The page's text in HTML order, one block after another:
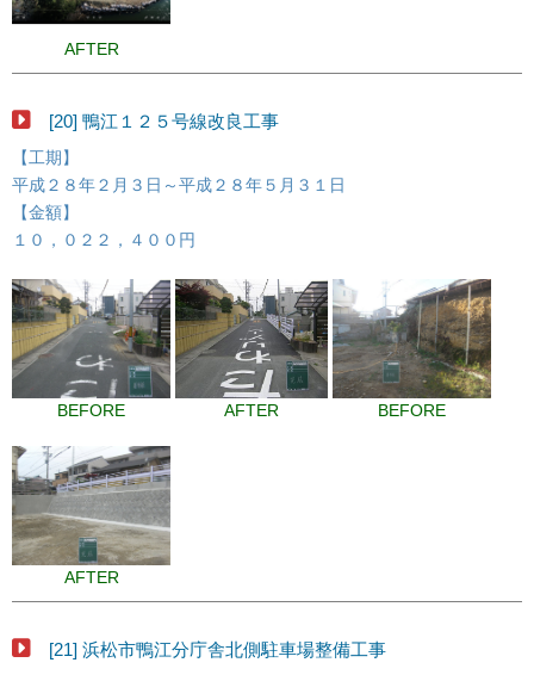
AFTER
[20] 鴨江１２５号線改良工事
【工期】
平成２８年２月３日～平成２８年５月３１日
【金額】
１０，０２２，４００円
BEFORE AFTER BEFORE
AFTER
[21] 浜松市鴨江分庁舎北側駐車場整備工事